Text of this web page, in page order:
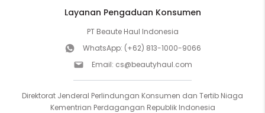
Layanan Pengaduan Konsumen
PT Beaute Haul Indonesia
WhatsApp: (+62) 813-1000-9066
Email: cs@beautyhaul.com
Direktorat Jenderal Perlindungan Konsumen dan Tertib Niaga
Kementrian Perdagangan Republik Indonesia